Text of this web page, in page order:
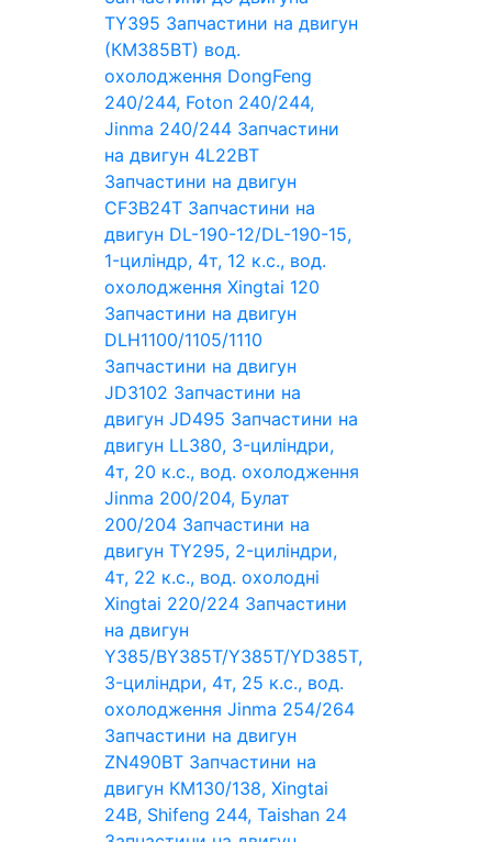
TY395 Запчастини на двигун
(КМ385ВТ) вод.
охолодження DongFeng
240/244, Foton 240/244,
Jinma 240/244 Запчастини
на двигун 4L22BT
Запчастини на двигун
CF3B24T Запчастини на
двигун DL-190-12/DL-190-15,
1-циліндр, 4т, 12 к.с., вод.
охолодження Xingtai 120
Запчастини на двигун
DLH1100/1105/1110
Запчастини на двигун
JD3102 Запчастини на
двигун JD495 Запчастини на
двигун LL380, 3-циліндри,
4т, 20 к.с., вод. охолодження
Jinma 200/204, Булат
200/204 Запчастини на
двигун TY295, 2-циліндри,
4т, 22 к.с., вод. охолодні
Xingtai 220/224 Запчастини
на двигун
Y385/BY385T/Y385T/YD385T,
3-циліндри, 4т, 25 к.с., вод.
охолодження Jinma 254/264
Запчастини на двигун
ZN490BT Запчастини на
двигун КМ130/138, Xingtai
24B, Shifeng 244, Taishan 24